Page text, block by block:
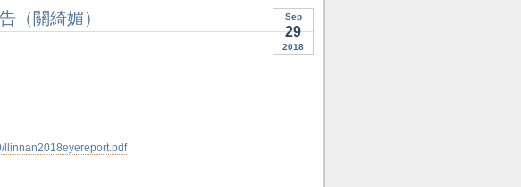
Sep
29
2018
（關綺媚）
llinnan2018eyereport.pdf